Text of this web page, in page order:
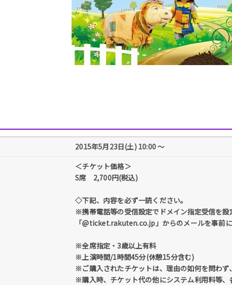
2015年5月23日(土) 10:00 ～
＜チケット価格＞
S席 2,700円(税込)
◇下記、内容を必ず一読ください。
※携帯電話等の受信設定でドメイン指定受信を設
「@ticket.rakuten.co.jp」からのメールを事前
※全席指定・3歳以上有料
※上演時間/1時間45分(休憩15分含む)
※ご購入されたチケットは、理由の如何を問わず
※購入時、チケット代の他にシステム利用料等、